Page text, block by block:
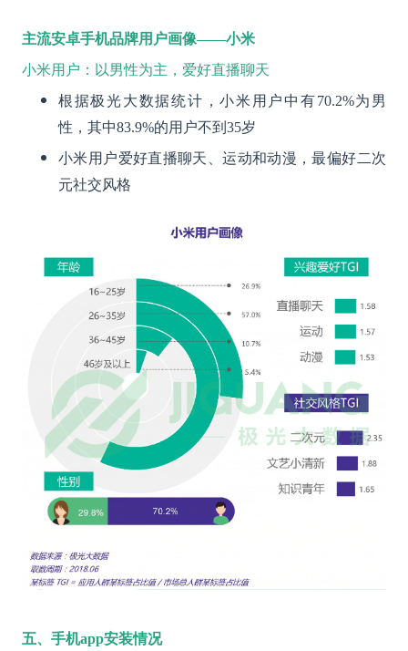
主流安卓手机品牌用户画像——小米
小米用户：以男性为主，爱好直播聊天
根据极光大数据统计，小米用户中有70.2%为男
性，其中83.9%的用户不到35岁
小米用户爱好直播聊天、运动和动漫，最偏好二次
元社交风格
五、手机app安装情况